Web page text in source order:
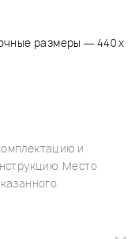
размеры — 440 х
и
Место